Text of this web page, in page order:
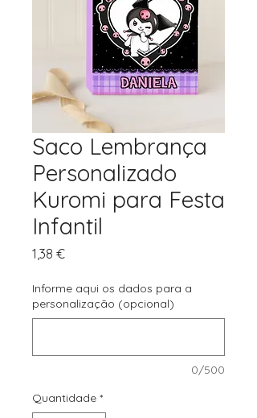
Saco Lembrança
Personalizado
Kuromi para Festa
Infantil
1,38 €Preço
Informe aqui os dados para a
personalização (opcional)
0/500
Quantidade *